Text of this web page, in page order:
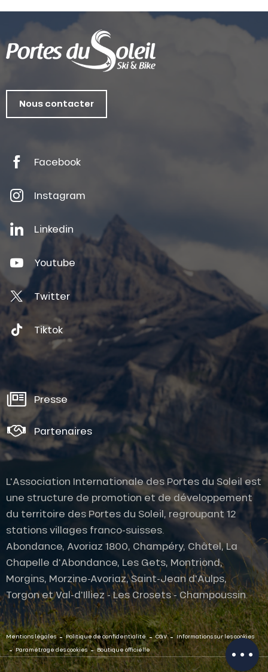
Description
Ouvertures
Contacter
par email
Nous contacter
Facebook
Instagram
Linkedin
Youtube
Twitter
Tiktok
Presse
Partenaires
L'Association Internationale des Portes du Soleil est
une structure de promotion et de développement
du territoire des Portes du Soleil, regroupant 12
stations villages franco-suisses.
Abondance, Avoriaz 1800, Champéry, Châtel, La
Chapelle d'Abondance, Les Gets, Montriond,
Morgins, Morzine-Avoriaz, Saint-Jean d'Aulps,
Torgon et Val-d'Illiez - Les Crosets - Champoussin.
Mentions légales - Politique de confidentialité - CGV - Informations sur les cookies
- Paramétrage des cookies - Boutique officielle